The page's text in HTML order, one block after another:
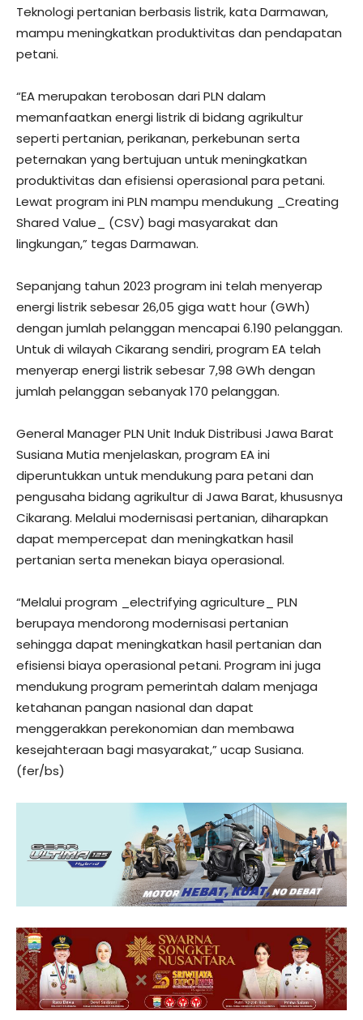
Teknologi pertanian berbasis listrik, kata Darmawan,
mampu meningkatkan produktivitas dan pendapatan
petani.
“EA merupakan terobosan dari PLN dalam
memanfaatkan energi listrik di bidang agrikultur
seperti pertanian, perikanan, perkebunan serta
peternakan yang bertujuan untuk meningkatkan
produktivitas dan efisiensi operasional para petani.
Lewat program ini PLN mampu mendukung _Creating
Shared Value_ (CSV) bagi masyarakat dan
lingkungan,” tegas Darmawan.
Sepanjang tahun 2023 program ini telah menyerap
energi listrik sebesar 26,05 giga watt hour (GWh)
dengan jumlah pelanggan mencapai 6.190 pelanggan.
Untuk di wilayah Cikarang sendiri, program EA telah
menyerap energi listrik sebesar 7,98 GWh dengan
jumlah pelanggan sebanyak 170 pelanggan.
General Manager PLN Unit Induk Distribusi Jawa Barat
Susiana Mutia menjelaskan, program EA ini
diperuntukkan untuk mendukung para petani dan
pengusaha bidang agrikultur di Jawa Barat, khususnya
Cikarang. Melalui modernisasi pertanian, diharapkan
dapat mempercepat dan meningkatkan hasil
pertanian serta menekan biaya operasional.
“Melalui program _electrifying agriculture_ PLN
berupaya mendorong modernisasi pertanian
sehingga dapat meningkatkan hasil pertanian dan
efisiensi biaya operasional petani. Program ini juga
mendukung program pemerintah dalam menjaga
ketahanan pangan nasional dan dapat
menggerakkan perekonomian dan membawa
kesejahteraan bagi masyarakat,” ucap Susiana.
(fer/bs)